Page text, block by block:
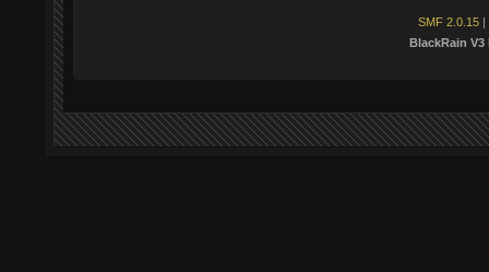
SMF 2.0.15 |
BlackRain V3